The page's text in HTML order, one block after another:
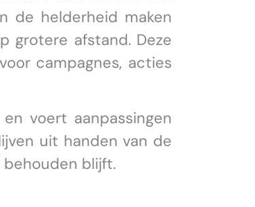
de helderheid maken
grotere afstand. Deze
campagnes, acties
voert aanpassingen
uit handen van de
blijft.